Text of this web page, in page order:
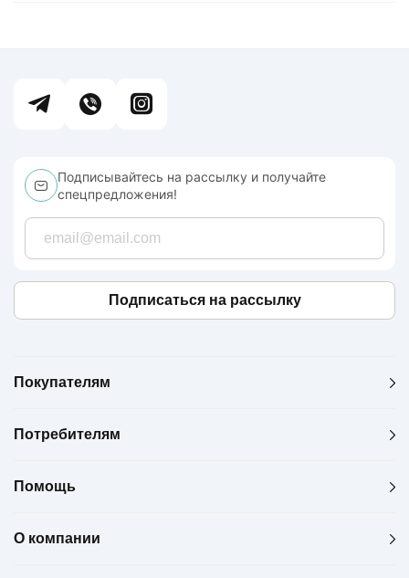
Подписывайтесь на рассылку и получайте
спецпредложения!
Подписаться на рассылку
Покупателям
Потребителям
Помощь
О компании